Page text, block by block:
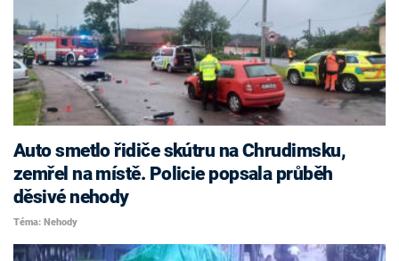
Auto smetlo řidiče skútru na Chrudimsku,
zemřel na místě. Policie popsala průběh
děsivé nehody
Téma: Nehody